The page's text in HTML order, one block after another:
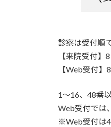
診察は受付順
【来院受付
【Web受付
1～16、48番
Web受付では
※Web受付は